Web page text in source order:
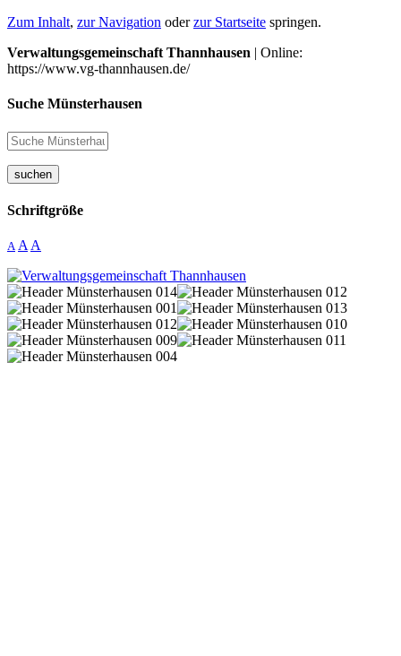
Zum Inhalt, zur Navigation oderzur Startseite springen.
Verwaltungsgemeinschaft Thannhausen | Online:
https://www.vg-thannhausen.de/
Suche Münsterhausen
suchen
Schriftgröße
A A A